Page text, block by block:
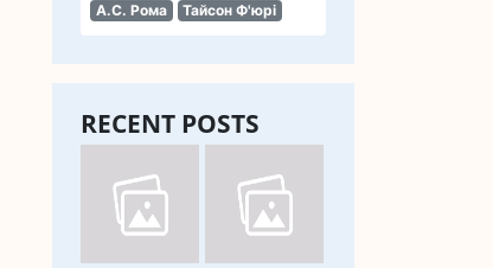
А.С. Рома
Тайсон Ф'юрі
RECENT POSTS